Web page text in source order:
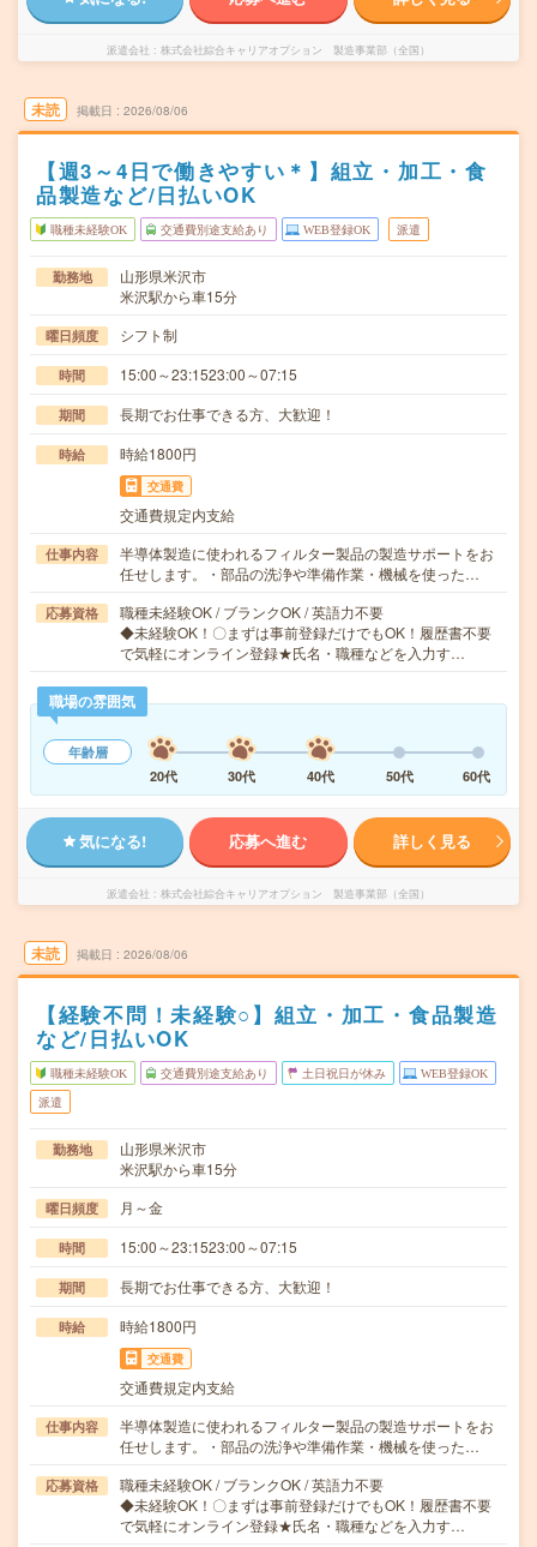
派遣会社 株式会社綜合キャリアオプション 製造事業部（全国）
未読 掲載日 2026/08/06
【週3～4日で働きやすい＊】組立・加工・食
品製造など/日払いOK
職種未経験OK 交通費別途支給あり WEB登録OK 派遣
勤務地
山形県米沢市
米沢駅から車15分
曜日頻度 シフト制
時間 15:00～23:1523:00～07:15
期間 長期でお仕事できる方、大歓迎！
時給 時給1800円
交通費
交通費規定内支給
仕事内容
半導体製造に使われるフィルター製品の製造サポートをお
任せします。・部品の洗浄や準備作業・機械を使った…
応募資格
職種未経験OK / ブランクOK / 英語力不要
◆未経験OK！〇まずは事前登録だけでもOK！履歴書不要
で気軽にオンライン登録★氏名・職種などを入力す…
職場の雰囲気
年齢層
20代
30代 40代 50代 60代
気になる! 応募へ進む 詳しく見る
派遣会社 株式会社綜合キャリアオプション 製造事業部（全国）
未読 掲載日 2026/08/06
【経験不問！未経験○】組立・加工・食品製造
など/日払いOK
職種未経験OK 交通費別途支給あり 土日祝日が休み WEB登録OK
派遣
勤務地
山形県米沢市
米沢駅から車15分
曜日頻度 月～金
時間 15:00～23:1523:00～07:15
期間 長期でお仕事できる方、大歓迎！
時給 時給1800円
交通費
交通費規定内支給
仕事内容
半導体製造に使われるフィルター製品の製造サポートをお
任せします。・部品の洗浄や準備作業・機械を使った…
応募資格
職種未経験OK / ブランクOK / 英語力不要
◆未経験OK！〇まずは事前登録だけでもOK！履歴書不要
で気軽にオンライン登録★氏名・職種などを入力す…